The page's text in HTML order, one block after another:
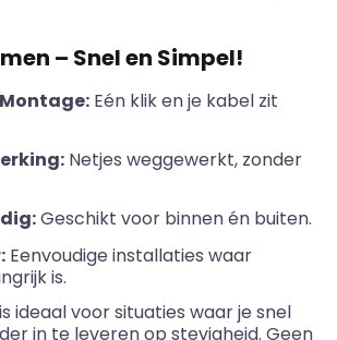
– Snel en Simpel!
Eén klik en je kabel zit
Netjes weggewerkt, zonder
Geschikt voor binnen én buiten.
Eenvoudige installaties waar
is.
ideaal voor situaties waar je snel
in te leveren op stevigheid. Geen